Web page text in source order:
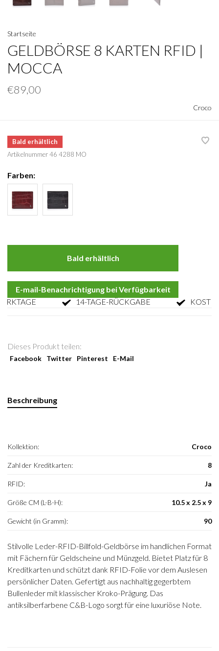
Startseite
GELDBÖRSE 8 KARTEN RFID |
MOCCA
€89,00
Croco
Bald erhältlich
Artikelnummer46 4288 MO
Farben:
Bald erhältlich
E-mail-Benachrichtigung bei Verfügbarkeit
14-TAGE-RÜCKGABE
Dieses Produkt teilen:
Facebook Twitter Pinterest E-Mail
Beschreibung
Kollektion: Croco
Zahl der Kreditkarten: 8
RFID: Ja
Größe CM (L-B-H): 10.5 x 2.5 x 9
Gewicht (in Gramm): 90
Stilvolle Leder-RFID-Billfold-Geldbörse im handlichen Format
mit Fächern für Geldscheine und Münzgeld. Bietet Platz für 8
Kreditkarten und schützt dank RFID-Folie vor dem Auslesen
persönlicher Daten. Gefertigt aus nachhaltig gegerbtem
Bullenleder mit klassischer Kroko-Prägung. Das
antiksilberfarbene C&B-Logo sorgt für eine luxuriöse Note.